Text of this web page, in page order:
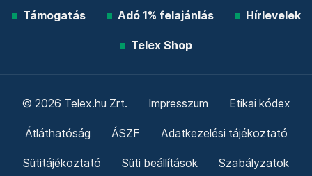
Támogatás Adó 1% felajánlás Hírlevelek
Telex Shop
© 2026 Telex.hu Zrt. Impresszum Etikai kódex
Átláthatóság ÁSZF Adatkezelési tájékoztató
Sütitájékoztató Süti beállítások Szabályzatok